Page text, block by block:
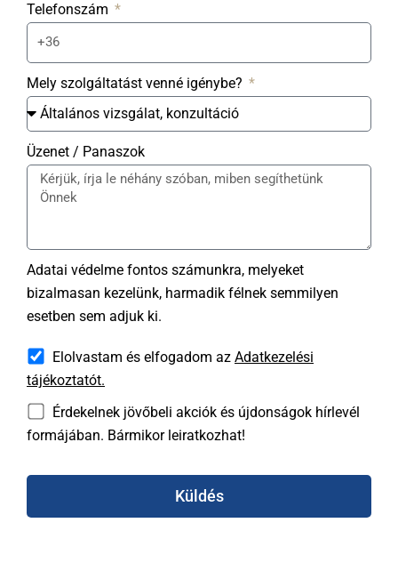
Telefonszám
Mely szolgáltatást venné igénybe?
Üzenet / Panaszok
Adatai védelme fontos számunkra, melyeket
bizalmasan kezelünk, harmadik félnek semmilyen
esetben sem adjuk ki.
Elolvastam és elfogadom az Adatkezelési
tájékoztatót.
Érdekelnek jövőbeli akciók és újdonságok hírlevél
formájában. Bármikor leiratkozhat!
Küldés